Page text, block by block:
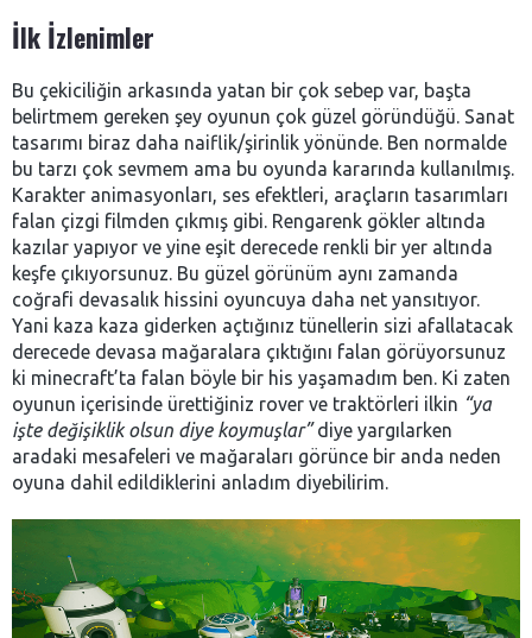
İlk İzlenimler
Bu çekiciliğin arkasında yatan bir çok sebep var, başta
belirtmem gereken şey oyunun çok güzel göründüğü. Sanat
tasarımı biraz daha naiflik/şirinlik yönünde. Ben normalde
bu tarzı çok sevmem ama bu oyunda kararında kullanılmış.
Karakter animasyonları, ses efektleri, araçların tasarımları
falan çizgi filmden çıkmış gibi. Rengarenk gökler altında
kazılar yapıyor ve yine eşit derecede renkli bir yer altında
keşfe çıkıyorsunuz. Bu güzel görünüm aynı zamanda
coğrafi devasalık hissini oyuncuya daha net yansıtıyor.
Yani kaza kaza giderken açtığınız tünellerin sizi afallatacak
derecede devasa mağaralara çıktığını falan görüyorsunuz
ki minecraft’ta falan böyle bir his yaşamadım ben. Ki zaten
oyunun içerisinde ürettiğiniz rover ve traktörleri ilkin “ya
işte değişiklik olsun diye koymuşlar”diye yargılarken
aradaki mesafeleri ve mağaraları görünce bir anda neden
oyuna dahil edildiklerini anladım diyebilirim.